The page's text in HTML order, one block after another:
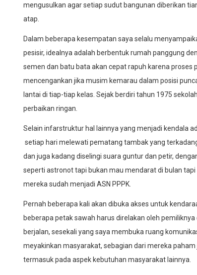
mengusulkan agar setiap sudut bangunan diberikan
atap.
Dalam beberapa kesempatan saya selalu
pesisir, idealnya adalah berbentuk rumah panggung
semen dan batu bata akan cepat rapuh karena proses
mencengankan jika musim kemarau dalam posisi
lantai di tiap-tiap kelas. Sejak berdiri tahun 1975
perbaikan ringan.
Selain infarstruktur hal lainnya yang menjadi kendala
setiap hari melewati pematang tambak yang
dan juga kadang diselingi suara guntur dan petir,
seperti astronot tapi bukan mau mendarat di bulan
mereka sudah menjadi ASN PPPK.
Pernah beberapa kali akan dibuka akses untuk
beberapa petak sawah harus direlakan oleh
berjalan, sesekali yang saya membuka ruang
meyakinkan masyarakat, sebagian dari mereka
termasuk pada aspek kebutuhan masyarakat lainnya.